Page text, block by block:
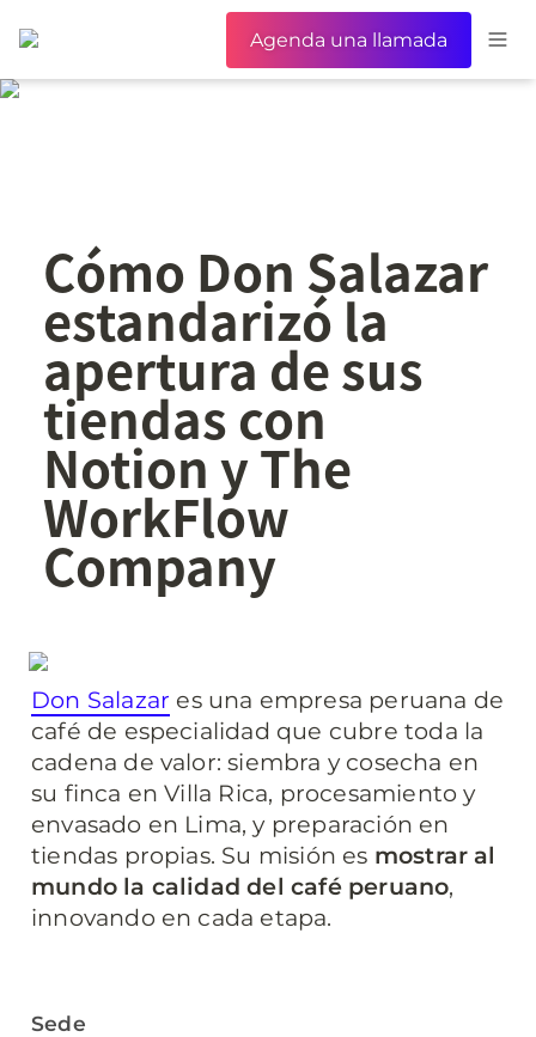
Agenda una llamada
Cómo Don Salazar
estandarizó la
apertura de sus
tiendas con
Notion y The
WorkFlow
Company
Don Salazar es una empresa peruana de
café de especialidad que cubre toda la
cadena de valor: siembra y cosecha en
su finca en Villa Rica, procesamiento y
envasado en Lima, y preparación en
tiendas propias. Su misión es mostrar al
mundo la calidad del café peruano,
Sede